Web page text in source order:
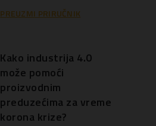
PREUZMI PRIRUČNIK
Kako industrija 4.0
može pomoći
proizvodnim
preduzećima za vreme
korona krize?